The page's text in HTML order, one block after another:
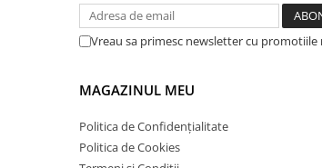
Vreau sa primesc newsletter cu
MAGAZINUL MEU
Politica de Confidențialitate
Politica de Cookies